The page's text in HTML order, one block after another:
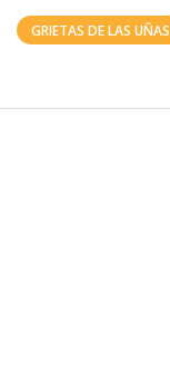
GRIETAS DE LAS UÑAS